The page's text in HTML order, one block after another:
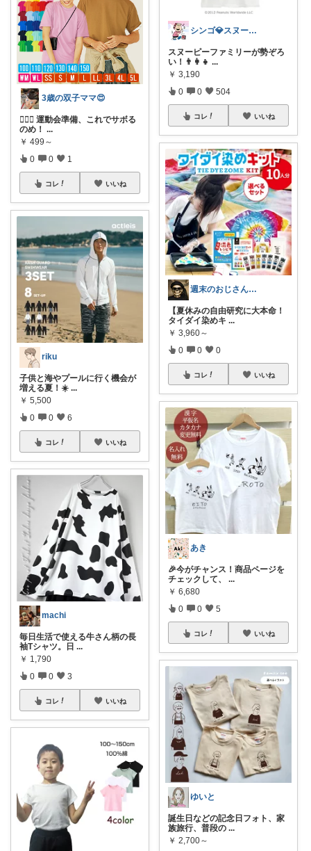
3歳の双子ママ😍
🏃‍♀️✨ 運動会準備、これでサボる
のめ！ ...
￥ 499～
0 0 1
コレ いいね
riku
子供と海やプールに行く機会が
増える夏！☀️ ...
￥ 5,500
0 0 6
コレ いいね
machi
毎日生活で使える牛さん柄の長
袖Tシャツ。日 ...
￥ 1,790
0 0 3
コレ いいね
シンゴ💎スヌーピーで埋め尽くすワン🐶
スヌーピーファミリーが勢ぞろ
い！👨‍👩‍👧 ...
￥ 3,190
0 0 504
コレ いいね
週末のおじさん@アウトドアとウマい酒
【夏休みの自由研究に大本命！
タイダイ染めキ ...
￥ 3,960～
0 0 0
コレ いいね
あき
🎉今がチャンス！商品ページを
チェックして、
...
￥ 6,680
0 0 5
コレ いいね
ゆいと
誕生日などの記念日フォト、家
族旅行、普段の ...
￥ 2,700～